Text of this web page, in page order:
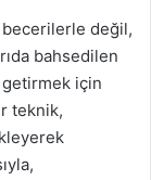
becerilerle değil,
bahsedilen
getirmek için
teknik,